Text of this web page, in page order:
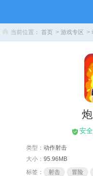
当前位置： 首页 > 游戏专区 >
安全
类型： 动作射击
大小： 95.96MB
标签：
射击 冒险